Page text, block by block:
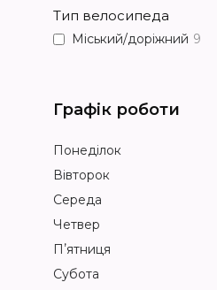
Тип велосипеда
Міський/доріжний 9
Графік роботи
Понеділок
Вівторок
Середа
Четвер
Пʼятниця
Субота